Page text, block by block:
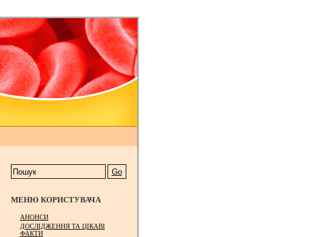
МЕНЮ КОРИСТУВАЧА
АНОНСИ
ДОСЛІДЖЕННЯ ТА ЦІКАВІ
ФАКТИ